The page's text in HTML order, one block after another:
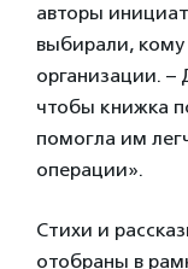
авторы
выбирали,
организации. –
чтобы книжка
помогла им
операции».
Стихи и
отобраны в